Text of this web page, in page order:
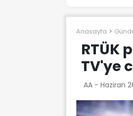
Anasayfa
RTÜK
TV'ye
AA - Haziran